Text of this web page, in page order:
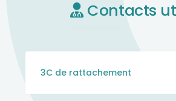
Contacts
3C de rattachement